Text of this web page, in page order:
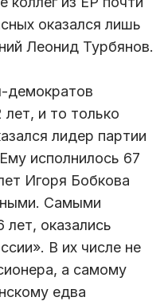
оказался лишь
Леонид Турбянов.
демократов
и то только
лидер партии
исполнилось 67
Игоря Бобкова
Самыми
оказались
В их числе не
а самому
едва